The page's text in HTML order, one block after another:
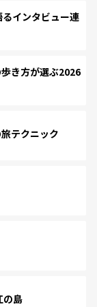
インタビュー連
き方が選ぶ2026
テクニック
の島